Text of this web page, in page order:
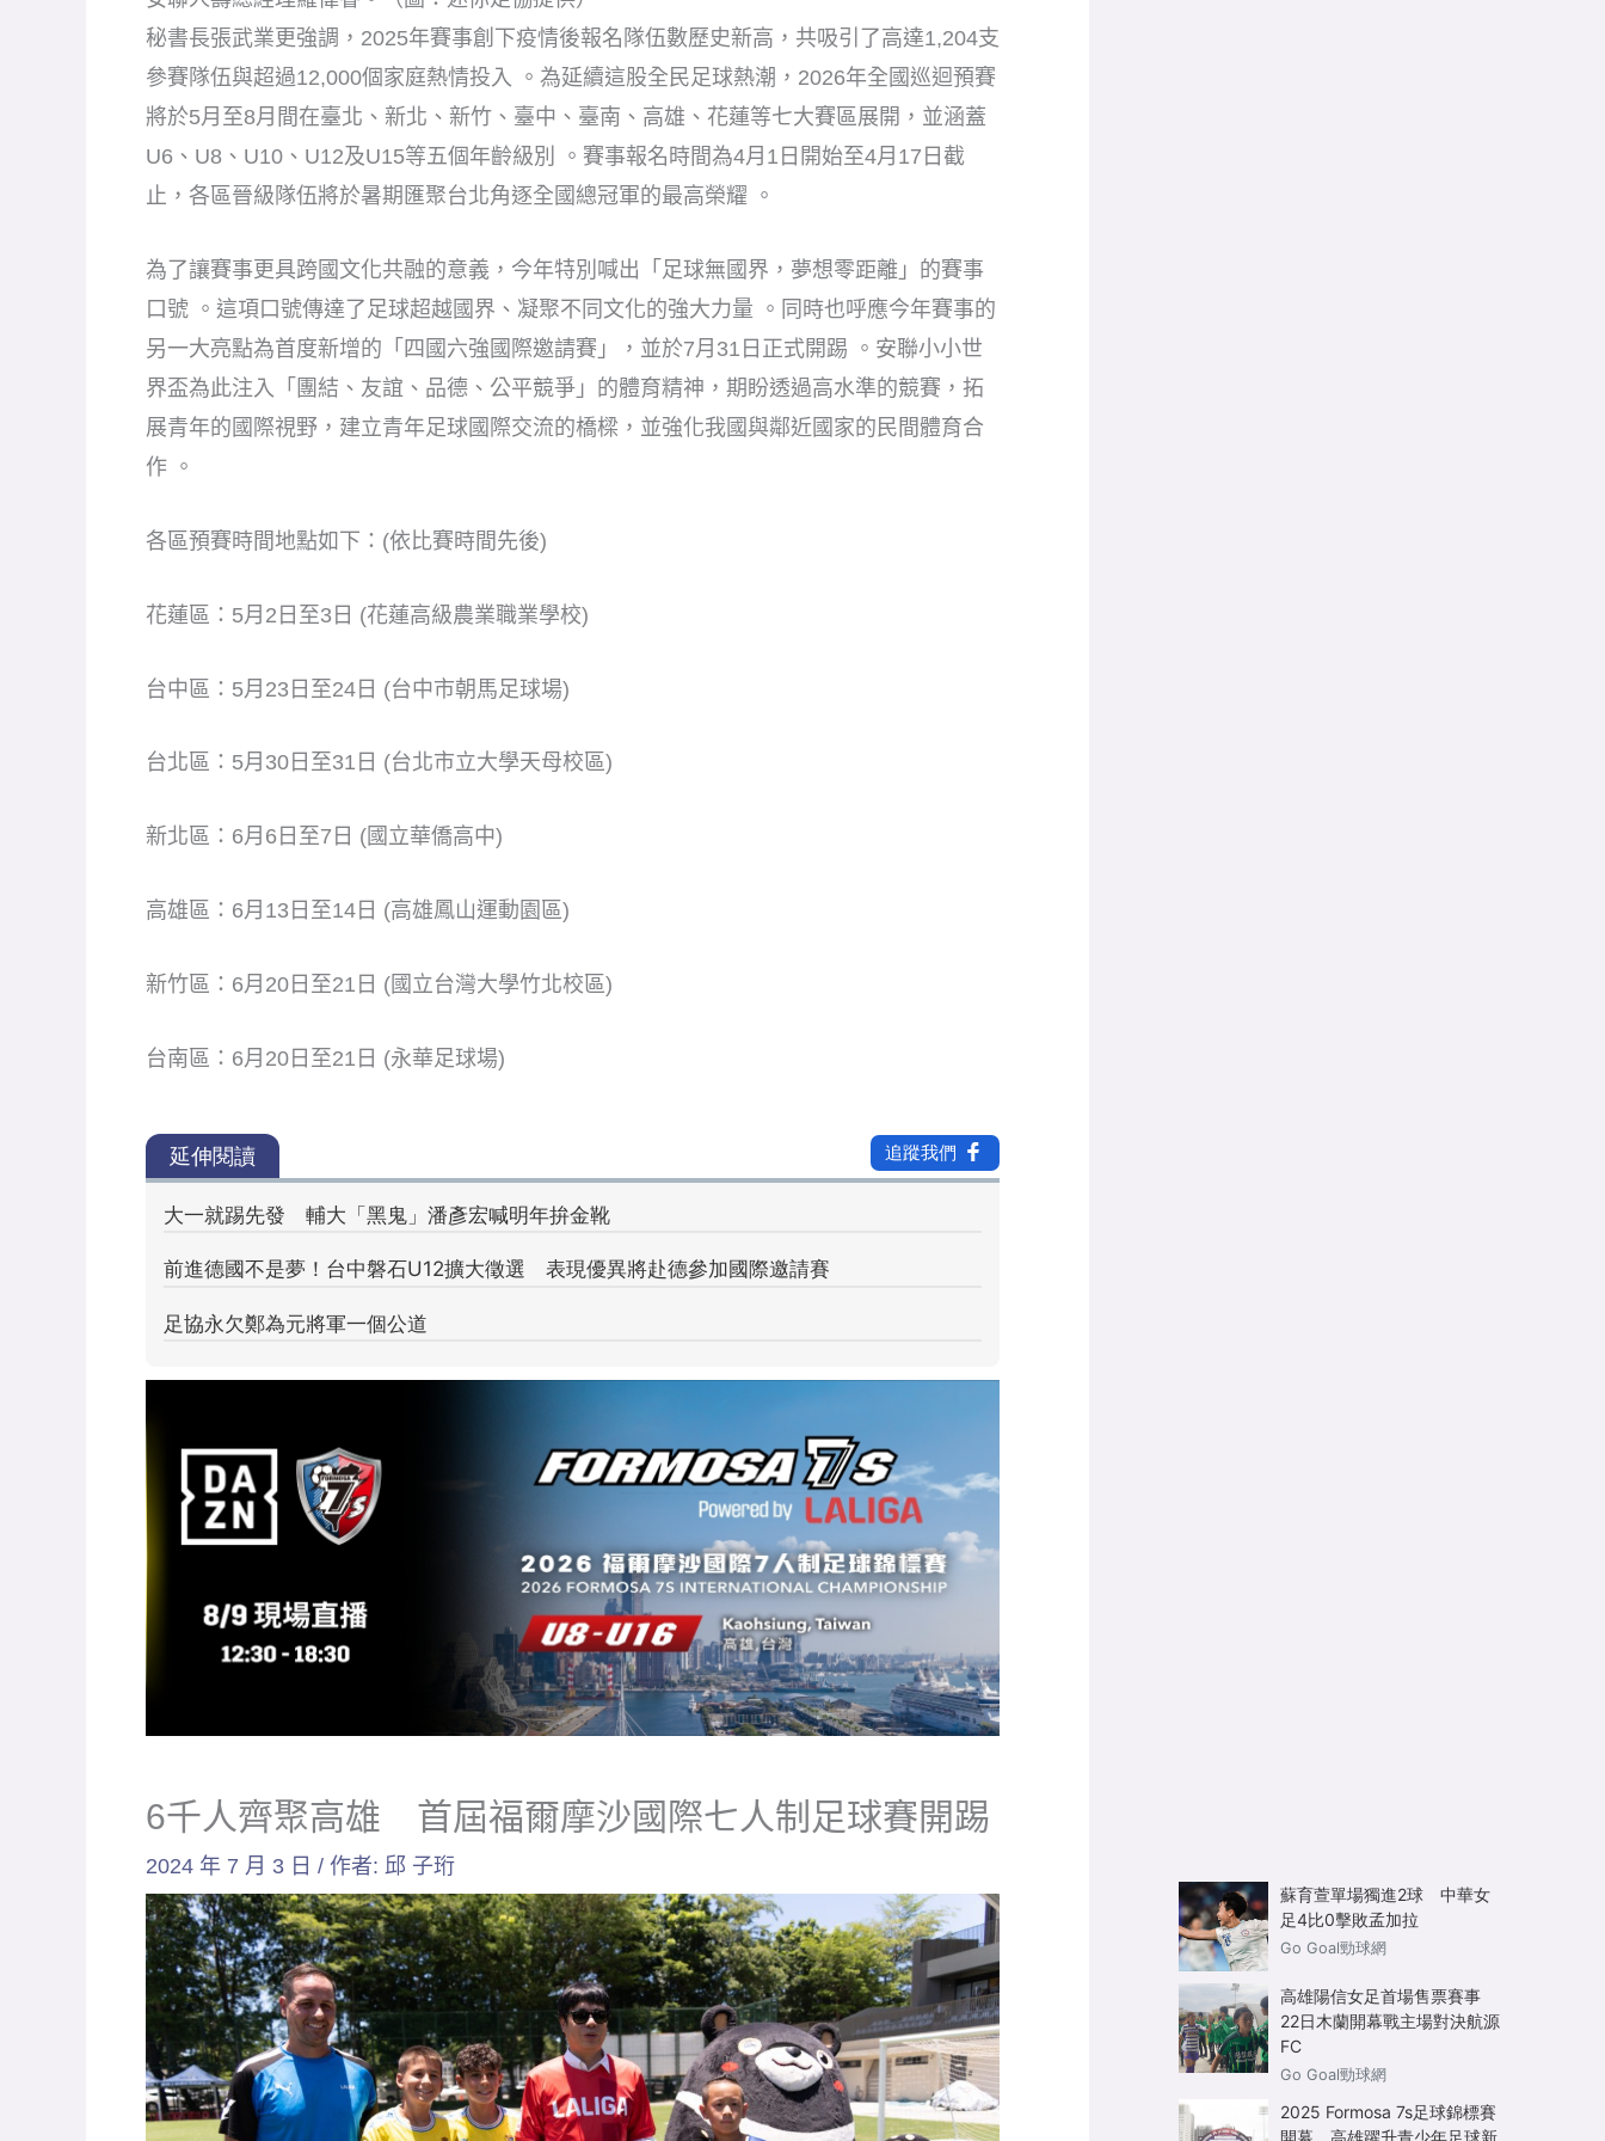
秘書長張武業更強調，2025年賽事創下疫情後報名隊伍數歷史新高，共吸引了高達1,204支
參賽隊伍與超過12,000個家庭熱情投入 。為延續這股全民足球熱潮，2026年全國巡迴預賽
將於5月至8月間在臺北、新北、新竹、臺中、臺南、高雄、花蓮等七大賽區展開，並涵蓋
U6、U8、U10、U12及U15等五個年齡級別 。賽事報名時間為4月1日開始至4月17日截
止，各區晉級隊伍將於暑期匯聚台北角逐全國總冠軍的最高榮耀 。
為了讓賽事更具跨國文化共融的意義，今年特別喊出「足球無國界，夢想零距離」的賽事
口號 。這項口號傳達了足球超越國界、凝聚不同文化的強大力量 。同時也呼應今年賽事的
另一大亮點為首度新增的「四國六強國際邀請賽」，並於7月31日正式開踢 。安聯小小世
界盃為此注入「團結、友誼、品德、公平競爭」的體育精神，期盼透過高水準的競賽，拓
展青年的國際視野，建立青年足球國際交流的橋樑，並強化我國與鄰近國家的民間體育合
作 。
各區預賽時間地點如下：(依比賽時間先後)
花蓮區：5月2日至3日 (花蓮高級農業職業學校)
台中區：5月23日至24日 (台中市朝馬足球場)
台北區：5月30日至31日 (台北市立大學天母校區)
新北區：6月6日至7日 (國立華僑高中)
高雄區：6月13日至14日 (高雄鳳山運動園區)
新竹區：6月20日至21日 (國立台灣大學竹北校區)
台南區：6月20日至21日 (永華足球場)
6千人齊聚高雄 首屆福爾摩沙國際七人制足球賽開踢
2024 年 7 月 3 日 / 作者: 邱 子珩